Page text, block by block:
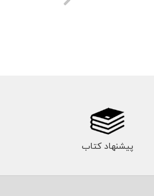
پیشنهاد کتاب